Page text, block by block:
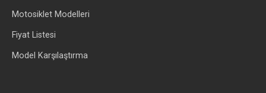
Motosiklet Modelleri
Fiyat Listesi
Model Karşılaştırma